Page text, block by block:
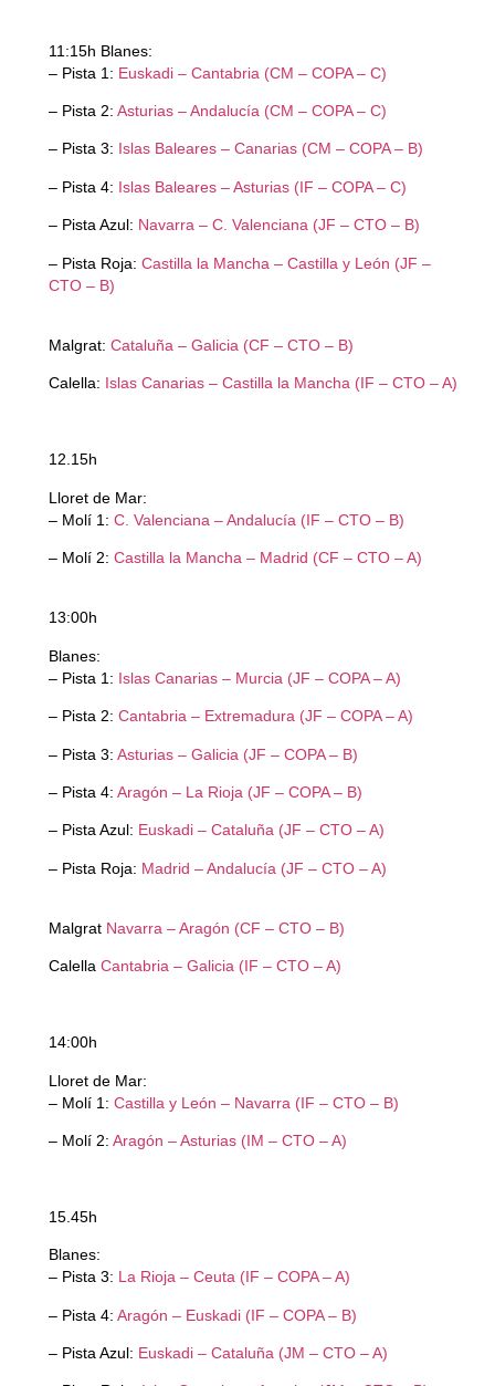
11:15h Blanes:
– Pista 1: Euskadi – Cantabria (CM – COPA – C)
– Pista 2: Asturias – Andalucía (CM – COPA – C)
– Pista 3: Islas Baleares – Canarias (CM – COPA – B)
– Pista 4: Islas Baleares – Asturias (IF – COPA – C)
– Pista Azul: Navarra – C. Valenciana (JF – CTO – B)
– Pista Roja: Castilla la Mancha – Castilla y León (JF –
CTO – B)
Malgrat: Cataluña – Galicia (CF – CTO – B)
Calella: Islas Canarias – Castilla la Mancha (IF – CTO – A)
12.15h
Lloret de Mar:
– Molí 1: C. Valenciana – Andalucía (IF – CTO – B)
– Molí 2: Castilla la Mancha – Madrid (CF – CTO – A)
13:00h
Blanes:
– Pista 1: Islas Canarias – Murcia (JF – COPA – A)
– Pista 2: Cantabria – Extremadura (JF – COPA – A)
– Pista 3: Asturias – Galicia (JF – COPA – B)
– Pista 4: Aragón – La Rioja (JF – COPA – B)
– Pista Azul: Euskadi – Cataluña (JF – CTO – A)
– Pista Roja: Madrid – Andalucía (JF – CTO – A)
Malgrat Navarra – Aragón (CF – CTO – B)
Calella Cantabria – Galicia (IF – CTO – A)
14:00h
Lloret de Mar:
– Molí 1: Castilla y León – Navarra (IF – CTO – B)
– Molí 2: Aragón – Asturias (IM – CTO – A)
15.45h
Blanes:
– Pista 3: La Rioja – Ceuta (IF – COPA – A)
– Pista 4: Aragón – Euskadi (IF – COPA – B)
– Pista Azul: Euskadi – Cataluña (JM – CTO – A)